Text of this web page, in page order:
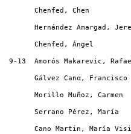
Chenfed, Chen
Hernández Amargad, Jeremy
Chenfed, Ángel
9-13  Amorós Makarevic,
Gálvez Cano, Francisco
Morillo Muñoz, Carmen
Serrano Pérez, María
Cano Martin, María